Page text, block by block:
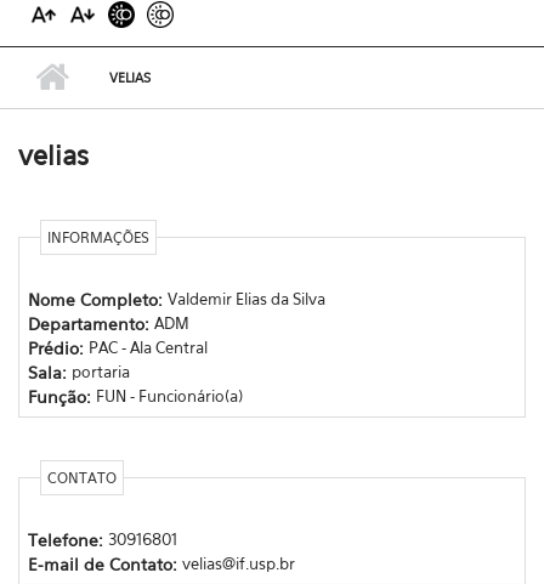
VELIAS
velias
INFORMAÇÕES
Nome Completo: Valdemir Elias da Silva
Departamento: ADM
Prédio: PAC - Ala Central
Sala: portaria
Função: FUN - Funcionário(a)
CONTATO
Telefone: 30916801
E-mail de Contato: velias@if.usp.br